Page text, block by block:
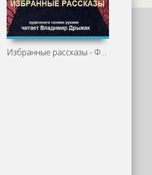
Избранные рассказы - Фридьеш Каринти